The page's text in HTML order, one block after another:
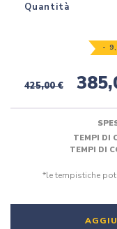
Quantità
-
425,00 €
TEMPI DI
TEMPI DI
*le tempistiche